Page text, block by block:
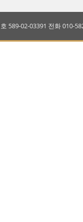
589-02-03391 전화 010-